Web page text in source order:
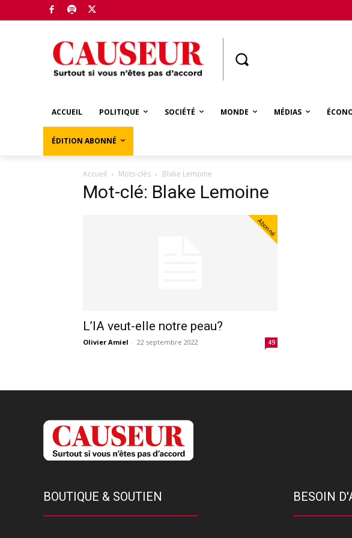
ACCUEIL POLITIQUE SOCIÉTÉ MONDE MÉDIAS
ÉDITION ABONNÉ
Accueil Mots-clés Blake Lemoine
Mot-clé: Blake Lemoine
Abonné
L’IA veut-elle notre peau?
Olivier Amiel - 22 septembre 2022 49
BOUTIQUE & SOUTIEN BESOIN